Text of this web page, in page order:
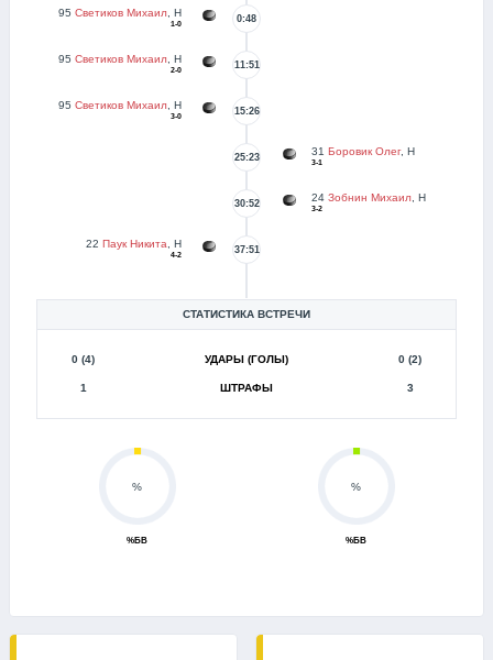
95 Светиков Михаил , Н
1-0 0:48
95 Светиков Михаил , Н
2-0 11:51
95 Светиков Михаил , Н
3-0 15:26
31 Боровик Олег, Н
3-1
25:23
24 Зобнин Михаил , Н
3-2
30:52
22 Паук Никита , Н
4-2 37:51
СТАТИСТИКА ВСТРЕЧИ
0 (4) УДАРЫ (ГОЛЫ) 0 (2)
1 ШТРАФЫ 3
%
%БВ
%
%БВ